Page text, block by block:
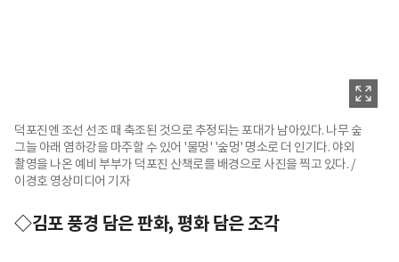
덕포진엔 조선 선조 때 축조된 것으로 추정되는 포대가 남아있다. 나무 숲
그늘 아래 염하강을 마주할 수 있어 '물멍' '숲멍' 명소로 더 인기다. 야외
촬영을 나온 예비 부부가 덕포진 산책로를 배경으로 사진을 찍고 있다. /
이경호 영상미디어 기자
◇김포 풍경 담은 판화, 평화 담은 조각